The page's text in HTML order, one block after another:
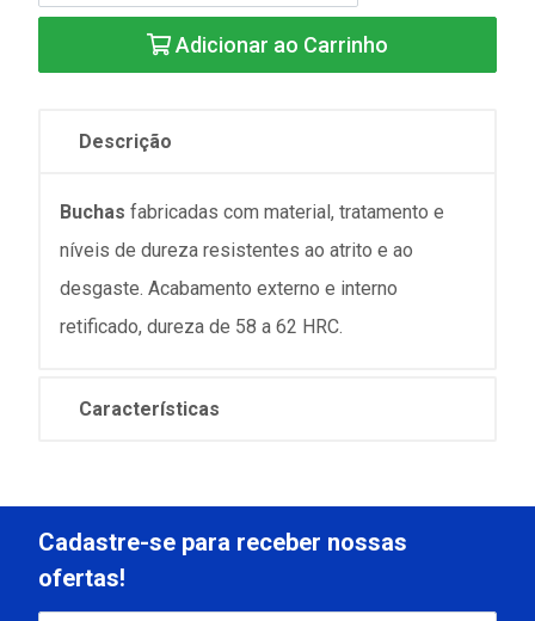
Adicionar ao Carrinho
Descrição
Buchas fabricadas com material, tratamento e
níveis de dureza resistentes ao atrito e ao
desgaste. Acabamento externo e interno
retificado, dureza de 58 a 62 HRC.
Características
Cadastre-se para receber nossas
ofertas!